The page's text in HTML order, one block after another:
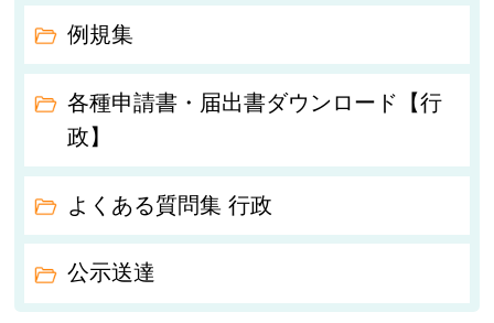
例規集
各種申請書・届出書ダウンロード【行
政】
よくある質問集 行政
公示送達